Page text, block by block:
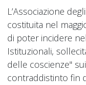
L’Associazione
costituita nel
di poter incidere
Istituzionali,
delle coscienze"
contraddistinto fin